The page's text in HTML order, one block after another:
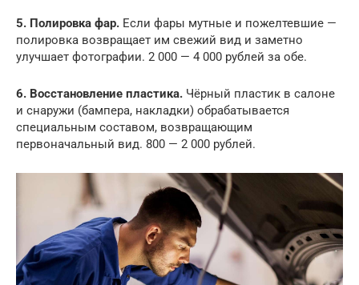
5. Полировка фар. Если фары мутные и пожелтевшие —
полировка возвращает им свежий вид и заметно
улучшает фотографии. 2 000 — 4 000 рублей за обе.
6. Восстановление пластика. Чёрный пластик в салоне
и снаружи (бампера, накладки) обрабатывается
специальным составом, возвращающим
первоначальный вид. 800 — 2 000 рублей.